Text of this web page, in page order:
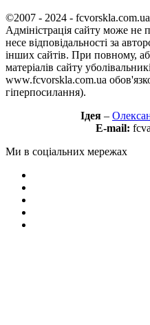
©2007 - 2024 - fcvorskla.com.ua
Адміністрація сайту може не
несе відповідальності за
інших сайтів. При повному,
матеріалів сайту
www.fcvorskla.com.ua
гіперпосилання).
Ідея –
E-mail:
Ми в соціальних мережах